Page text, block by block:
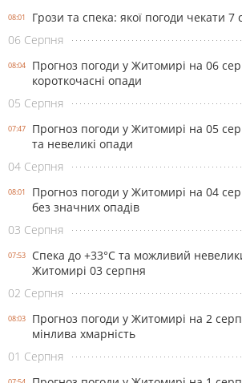
08:01
Грози та спека: якої погоди чекати
06 Серпня
08:04
Прогноз погоди у Житомирі на 06
короткочасні опади
05 Серпня
07:47
Прогноз погоди у Житомирі на 05
та невеликі опади
04 Серпня
08:01
Прогноз погоди у Житомирі на 04
без значних опадів
03 Серпня
07:53
Спека до +33°С та можливий
Житомирі 03 серпня
02 Серпня
08:03
Прогноз погоди у Житомирі на 2
мінлива хмарність
01 Серпня